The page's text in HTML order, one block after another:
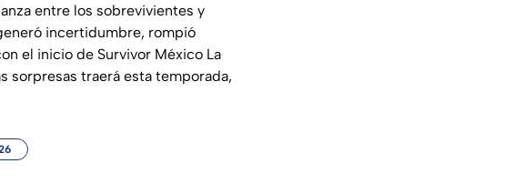
entre los sobrevivientes y
incertidumbre, rompió
el inicio de Survivor México La
sorpresas traerá esta temporada,